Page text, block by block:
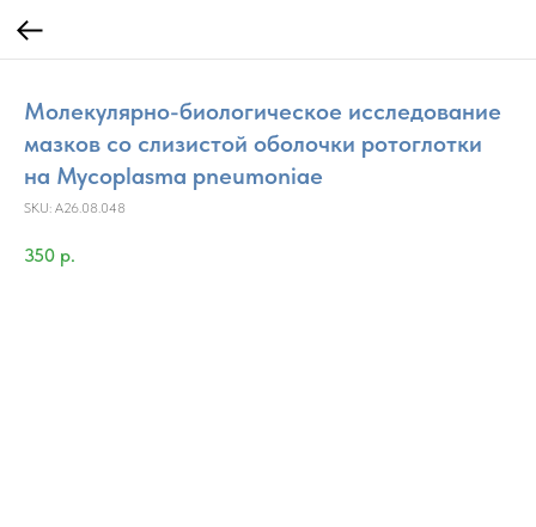
Молекулярно-биологическое исследование
мазков со слизистой оболочки ротоглотки
на Mycoplasma pneumoniae
SKU: A26.08.048
350 р.